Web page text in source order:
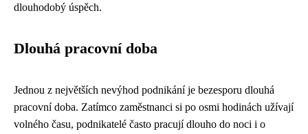
dlouhodobý úspěch.
Dlouhá pracovní doba
Jednou z největších nevýhod podnikání je bezesporu dlouhá
pracovní doba. Zatímco zaměstnanci si po osmi hodinách užívají
volného času, podnikatelé často pracují dlouho do noci i o